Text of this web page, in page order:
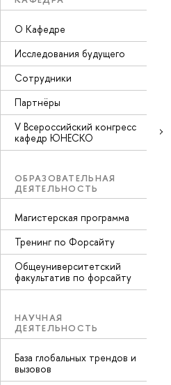
О Кафедре
Исследования будущего
Сотрудники
Партнёры
V Всероссийский конгресс
кафедр ЮНЕСКО
ОБРАЗОВАТЕЛЬНАЯ
ДЕЯТЕЛЬНОСТЬ
Магистерская программа
Тренинг по Форсайту
Общеуниверситетский
факультатив по форсайту
НАУЧНАЯ
ДЕЯТЕЛЬНОСТЬ
База глобальных трендов и
вызовов